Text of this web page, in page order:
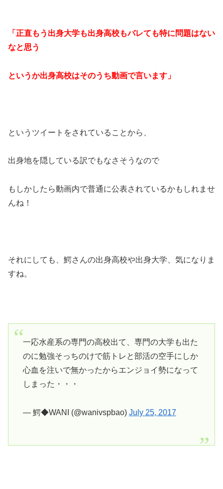
「正直もう出身大学も出身高校もバレても特に問題はない
なと思う
というか出身高校はそのうち動画で言います」
というツイートをされていることから、
出身地を隠している訳でもなさそうなので
もしかしたら動画内で普通に公表されているかもしれませ
んね！
それにしても、鰐さんの出身高校や出身大学、気になりま
すね。
一応水産系の専門の高校出て、専門の大学も出た
のに勉強そっちのけで筋トレと部活の空手にしか
心血を注いで無かったからエンジョイ勢になって
しまった・・・
— 鰐◆WANI (@wanivspbao) July 25, 2017